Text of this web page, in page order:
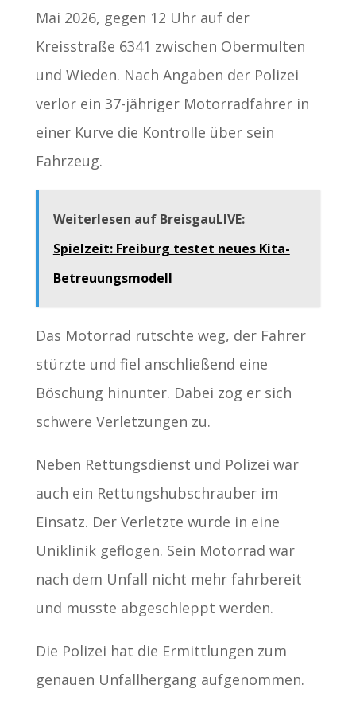
Mai 2026, gegen 12 Uhr auf der
Kreisstraße 6341 zwischen Obermulten
und Wieden. Nach Angaben der Polizei
verlor ein 37-jähriger Motorradfahrer in
einer Kurve die Kontrolle über sein
Fahrzeug.
Weiterlesen auf BreisgauLIVE:
Spielzeit: Freiburg testet neues Kita-
Betreuungsmodell
Das Motorrad rutschte weg, der Fahrer
stürzte und fiel anschließend eine
Böschung hinunter. Dabei zog er sich
schwere Verletzungen zu.
Neben Rettungsdienst und Polizei war
auch ein Rettungshubschrauber im
Einsatz. Der Verletzte wurde in eine
Uniklinik geflogen. Sein Motorrad war
nach dem Unfall nicht mehr fahrbereit
und musste abgeschleppt werden.
Die Polizei hat die Ermittlungen zum
genauen Unfallhergang aufgenommen.